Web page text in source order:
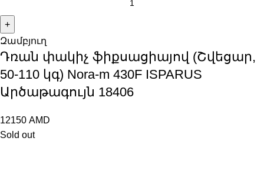
Զամբյուղ
Դռան փակիչ ֆիքսացիայով (Շվեցար,
50-110 կգ) Nora-m 430F ISPARUS
Արծաթագույն 18406
12150 AMD
Sold out